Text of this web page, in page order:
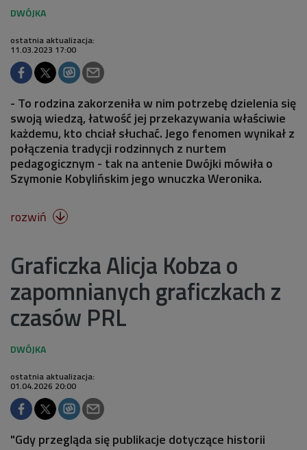
ostatnia aktualizacja:
11.03.2023 17:00
- To rodzina zakorzeniła w nim potrzebę dzielenia się
swoją wiedzą, łatwość jej przekazywania właściwie
każdemu, kto chciał słuchać. Jego fenomen wynikał z
połączenia tradycji rodzinnych z nurtem
pedagogicznym - tak na antenie Dwójki mówiła o
Szymonie Kobylińskim jego wnuczka Weronika.
rozwiń 
Graficzka Alicja Kobza o
zapomnianych graficzkach z
czasów PRL
ostatnia aktualizacja:
01.04.2026 20:00
"Gdy przegląda się publikacje dotyczące historii